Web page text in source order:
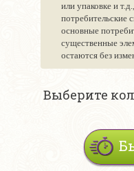
или упаковке и
потребительские
основные
существенные
остаются без
Выберите